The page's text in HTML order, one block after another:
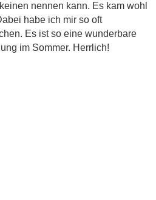
nennen kann. Es kam wohl
habe ich mir so oft
Es ist so eine wunderbare
im Sommer. Herrlich!